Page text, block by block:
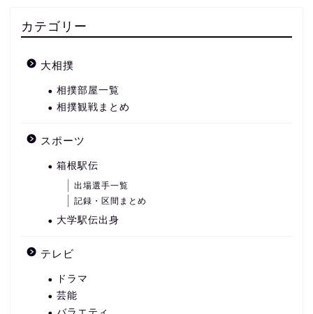
カテゴリー
大相撲
相撲部屋一覧
相撲観戦まとめ
スポーツ
箱根駅伝
出場選手一覧
記録・区間まとめ
大学駅伝出身
テレビ
ドラマ
芸能